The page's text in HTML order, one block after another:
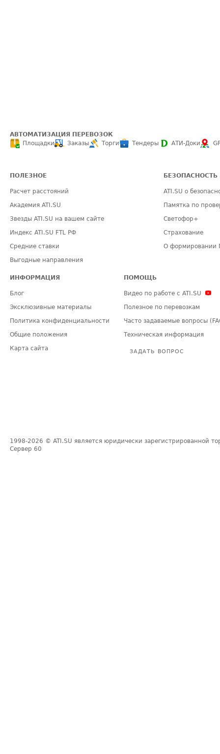
АВТОМАТИЗАЦИЯ ПЕРЕВОЗОК
Площадки
Заказы Торги Тендеры АТИ-Доки
ПОЛЕЗНОЕ
Расчет расстояний
Академия ATI.SU
Звезды ATI.SU на вашем сайте
Индекс ATI.SU FTL РФ
Средние ставки
Выгодные направления
БЕЗОПАСНОСТЬ
ATI.SU о
Памятка по
Светофор+
Страхование
О формировании
ИНФОРМАЦИЯ
Блог
Эксклюзивные материалы
Политика конфиденциальности
Общие положения
Карта сайта
ПОМОЩЬ
Видео по работе с ATI.SU
Полезное по перевозкам
Часто задаваемые вопросы
Техническая информация
ЗАДАТЬ ВОПРОС
1998-2026 © ATI.SU является юридически зарегистрированной
Сервер 60